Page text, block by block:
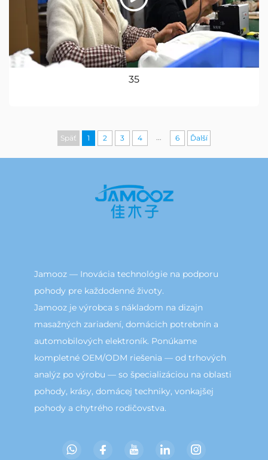
35
Späť 1 2 3 4 6 Ďalší
Jamooz — Inovácia technológie na podporu
pohody pre každodenné životy.
Jamooz je výrobca s nákladom na dizajn
masažných zariadení, domácich potrebnín a
automobilových elektroník. Ponúkame
kompletné OEM/ODM riešenia — od trhových
analýz po výrobu — so špecializáciou na oblasti
pohody, krásy, domácej techniky, vonkajšej
pohody a chytrého rodičovstva.